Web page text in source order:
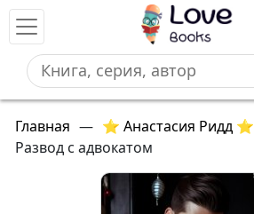
Главная — ⭐ Анастасия Ридд ⭐
Развод с адвокатом